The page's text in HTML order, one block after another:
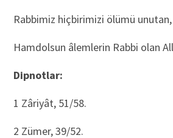
Rabbimiz hiçbirimizi ölümü
Hamdolsun âlemlerin Rabbi olan
Dipnotlar:
1 Zâriyât, 51/58.
2 Zümer, 39/52.